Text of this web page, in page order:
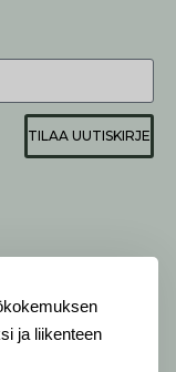
ja liikenteen
TILAA UUTISKIRJE